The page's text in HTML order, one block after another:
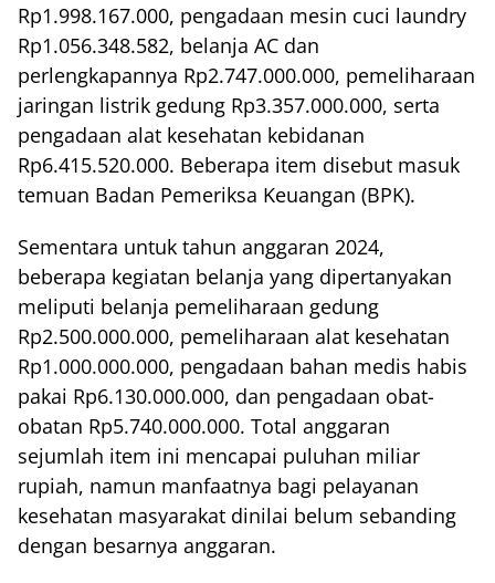
Rp1.998.167.000, pengadaan mesin cuci laundry
Rp1.056.348.582, belanja AC dan
perlengkapannya Rp2.747.000.000, pemeliharaan
jaringan listrik gedung Rp3.357.000.000, serta
pengadaan alat kesehatan kebidanan
Rp6.415.520.000. Beberapa item disebut masuk
temuan Badan Pemeriksa Keuangan (BPK).
Sementara untuk tahun anggaran 2024,
beberapa kegiatan belanja yang dipertanyakan
meliputi belanja pemeliharaan gedung
Rp2.500.000.000, pemeliharaan alat kesehatan
Rp1.000.000.000, pengadaan bahan medis habis
pakai Rp6.130.000.000, dan pengadaan obat-
obatan Rp5.740.000.000. Total anggaran
sejumlah item ini mencapai puluhan miliar
rupiah, namun manfaatnya bagi pelayanan
kesehatan masyarakat dinilai belum sebanding
dengan besarnya anggaran.